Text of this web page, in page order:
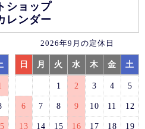
ショップ
レンダー
2026年9月の定休日
日 月 火 水 木 金 土
1 2 3 4 5
6 7 8 9 10 11 12
13 14 15 16 17 18 19